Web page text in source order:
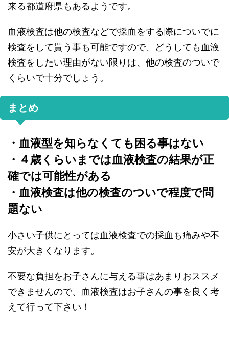
来る都道府県もあるようです。
血液検査は他の検査などで採血をする際についでに
検査をして貰う事も可能ですので、どうしても血液
検査をしたい理由がない限りは、他の検査のついで
くらいで十分でしょう。
まとめ
・血液型を知らなくても困る事はない
・４歳くらいまでは血液検査の結果が正
確では可能性がある
・血液検査は他の検査のついで程度で問
題ない
小さい子供にとっては血液検査での採血も痛みや不
安が大きくなります。
不要な負担をお子さんに与える事はあまりおススメ
できませんので、血液検査はお子さんの事を良く考
えて行って下さい！